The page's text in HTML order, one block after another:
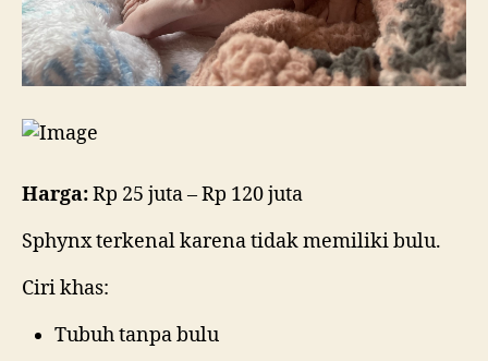
Harga:Rp 25 juta – Rp 120 juta
Sphynx terkenal karena tidak memiliki bulu.
Ciri khas:
Tubuh tanpa bulu